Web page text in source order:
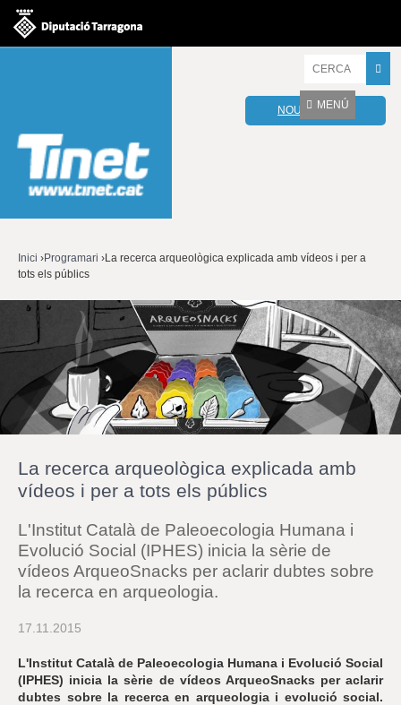
r
o
v
t
r
e
s
a
r
u
e
a
u
NOU WEBMAIL
MENÚ
Esteu
aquí
Inici ›Programari ›La recerca arqueològica explicada amb vídeos i per a
tots els públics
La recerca arqueològica explicada amb
vídeos i per a tots els públics
L'Institut Català de Paleoecologia Humana i
Evolució Social (IPHES) inicia la sèrie de
vídeos ArqueoSnacks per aclarir dubtes sobre
la recerca en arqueologia.
17.11.2015
L'Institut Català de Paleoecologia Humana i Evolució Social
(IPHES) inicia la sèrie de vídeos ArqueoSnacks per aclarir
dubtes sobre la recerca en arqueologia i evolució social.